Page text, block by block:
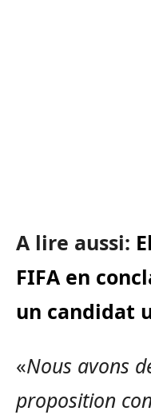
A lire aussi:
FIFA en
un candidat
«Nous avons
proposition